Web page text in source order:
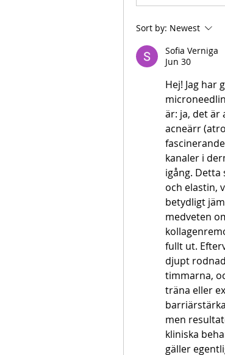
Sort by: Newest
Sofia Verniga
Jun 30
Hej! Jag har
är: ja, det är
acneärr
kanaler i
igång.
och elastin,
betydligt
medveten
fullt ut.
djupt
timmarna,
träna eller
men
kliniska
gäller